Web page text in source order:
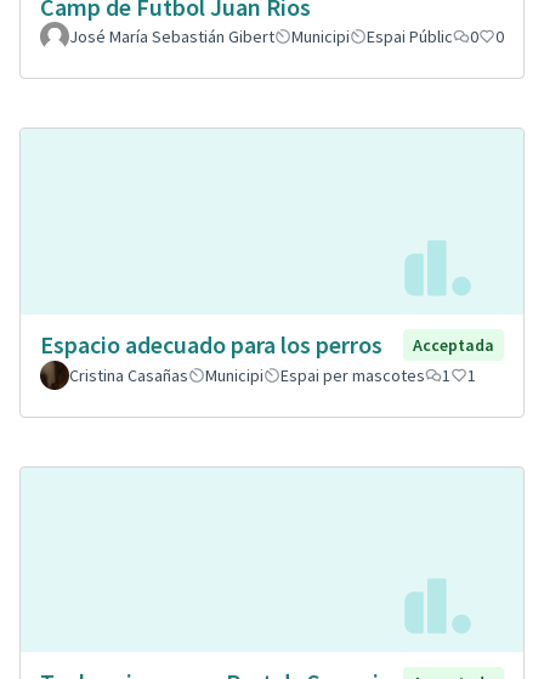
Camp de Futbol Juan Ríos
José María Sebastián Gibert Municipi Espai Públic 0 0
Espacio adecuado para los perros
Acceptada
Cristina Casañas
Municipi Espai per mascotes 1 1